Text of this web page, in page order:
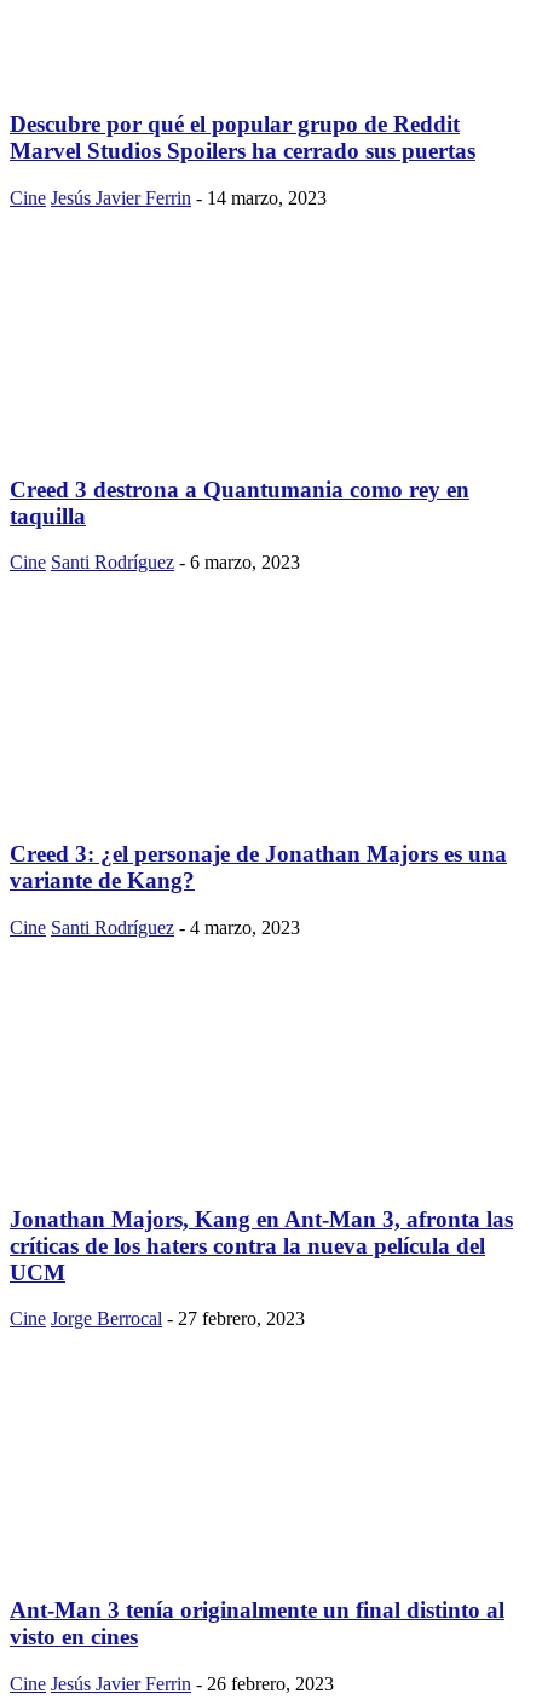
Descubre por qué el popular grupo de Reddit
Marvel Studios Spoilers ha cerrado sus puertas
Cine Jesús Javier Ferrin - 14 marzo, 2023
Creed 3 destrona a Quantumania como rey en
taquilla
Cine Santi Rodríguez - 6 marzo, 2023
Creed 3: ¿el personaje de Jonathan Majors es una
variante de Kang?
Cine Santi Rodríguez - 4 marzo, 2023
Jonathan Majors, Kang en Ant-Man 3, afronta las
críticas de los haters contra la nueva película del
UCM
Cine Jorge Berrocal - 27 febrero, 2023
Ant-Man 3 tenía originalmente un final distinto al
visto en cines
Cine Jesús Javier Ferrin - 26 febrero, 2023